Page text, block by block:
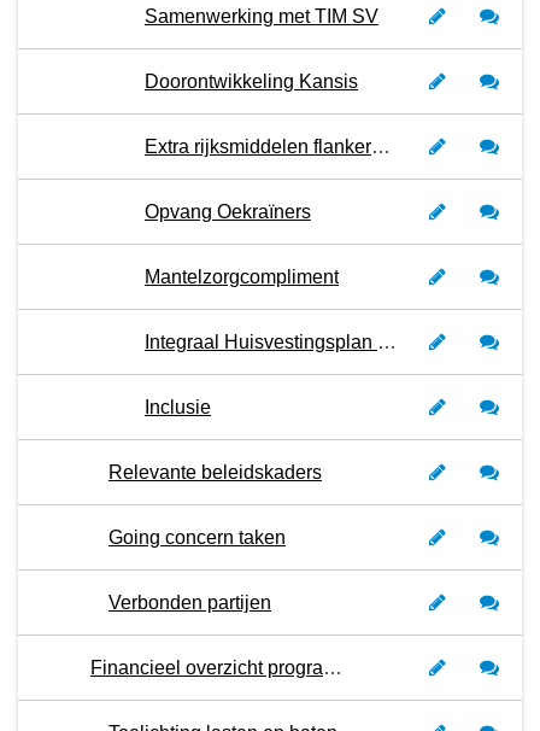
Samenwerking met TIM SV
Doorontwikkeling Kansis
Extra rijksmiddelen flankerend armoedebeleid
Opvang Oekraïners
Mantelzorgcompliment
Integraal Huisvestingsplan (IHP) Onderwijs
Inclusie
Relevante beleidskaders
Going concern taken
Verbonden partijen
Financieel overzicht programma 4